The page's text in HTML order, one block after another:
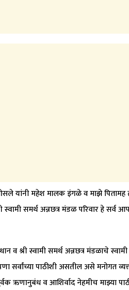
यांनी महेश मालक इंगळे व माझे पितामह
स्वामी समर्थ अन्नछत्र मंडळ परिवार हे
व श्री स्वामी समर्थ अन्नछत्र मंडळाचे
सर्वांच्या पाठीशी असतील असे मनोगत
ऋणानुबंध व आशिर्वाद नेहमीच माझ्या